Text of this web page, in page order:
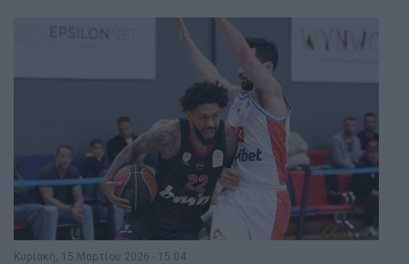
Κυριακή, 15 Μαρτίου 2026 - 15:04